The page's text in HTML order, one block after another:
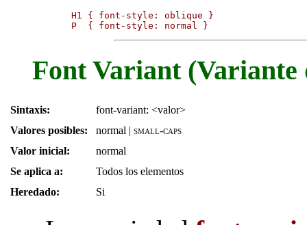
H1 { font-style: oblique }
P  { font-style: normal }
Font Variant (Variante
Sintaxis:
font-variant: <valor>
Valores posibles:
normal | small-caps
Valor inicial:
normal
Se aplica a:
Todos los elementos
Heredado:
Si